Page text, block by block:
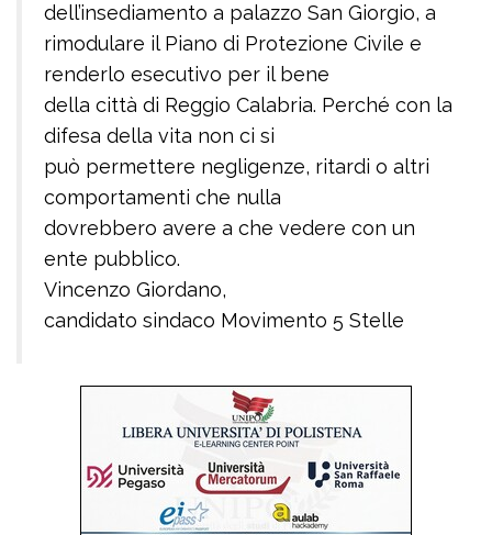
dell’insediamento a palazzo San Giorgio, a
rimodulare il Piano di Protezione Civile e
renderlo esecutivo per il bene
della città di Reggio Calabria. Perché con la
difesa della vita non ci si
può permettere negligenze, ritardi o altri
comportamenti che nulla
dovrebbero avere a che vedere con un
ente pubblico.
Vincenzo Giordano,
candidato sindaco Movimento 5 Stelle